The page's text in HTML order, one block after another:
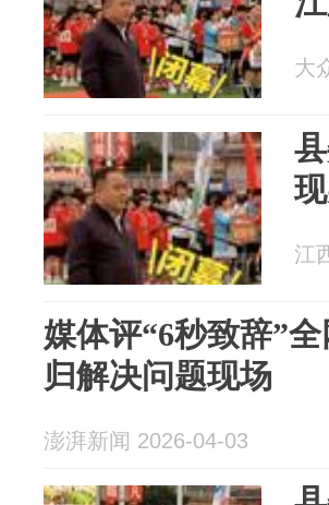
大
江
媒体评“6秒致辞”
归解决问题现场
澎湃新闻 2026-04-03